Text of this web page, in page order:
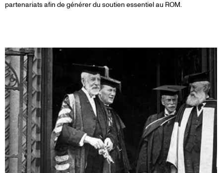
partenariats afin de générer du soutien essentiel au ROM.